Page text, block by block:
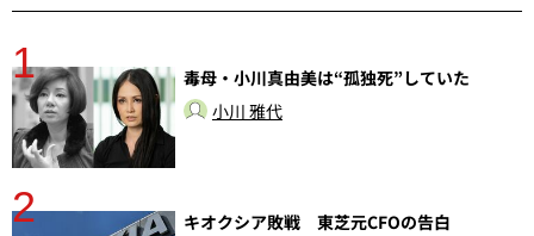
1
毒母・小川真由美は“孤独死”していた
小川 雅代
2
キオクシア敗戦 東芝元CFOの告白